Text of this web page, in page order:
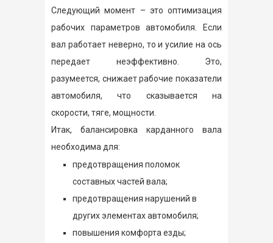
Следующий момент – это оптимизация
рабочих параметров автомобиля. Если
вал работает неверно, то и усилие на ось
передает неэффективно. Это,
разумеется, снижает рабочие показатели
автомобиля, что сказывается на
скорости, тяге, мощности.
Итак, балансировка карданного вала
необходима для:
предотвращения поломок
составных частей вала;
предотвращения нарушений в
других элементах автомобиля;
повышения комфорта езды;